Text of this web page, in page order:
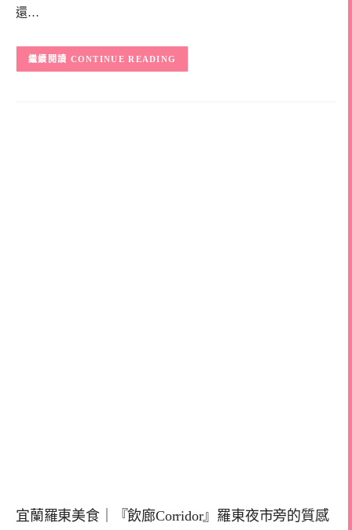
還…
CONTINUE READING
宜蘭羅東美食｜『飲廊Corridor』羅東夜市旁的質感